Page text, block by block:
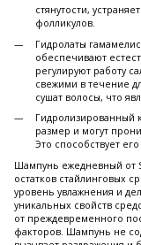
стянутости,
фолликулов.
Гидролаты
обеспечивают
регулируют работу
свежими в течение
сушат волосы, что
Гидролизированный
размер и могут
Это способствует
Шампунь ежедневный от
остатков стайлинговых
уровень увлажнения и
уникальных свойств
от преждевременного
факторов. Шампунь не